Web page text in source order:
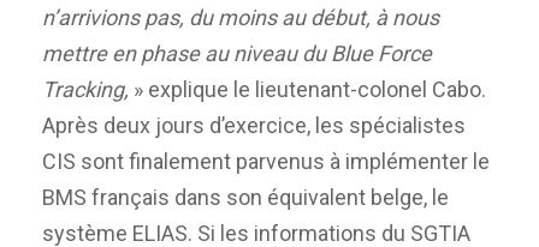
n’arrivions pas, du moins au début, à nous
mettre en phase au niveau du Blue Force
Tracking, » explique le lieutenant-colonel Cabo.
Après deux jours d’exercice, les spécialistes
CIS sont finalement parvenus à implémenter le
BMS français dans son équivalent belge, le
système ELIAS. Si les informations du SGTIA